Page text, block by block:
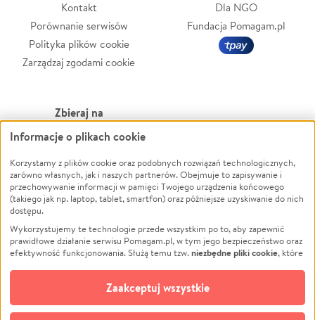
Kontakt
Porównanie serwisów
Polityka plików cookie
Zarządzaj zgodami cookie
Dla NGO
Fundacja Pomagam.pl
Zbieraj na
Leczenie
Zwierzęta
Pożar
Ukraina
Pomoc Finansowa
Projekty
Pogrzeb
Społeczność lokalna
Kultura
Powódź
Wichura
NGO
Edukacja
Podróż
Impreza
Ochrona środowiska
Biznes
Informacje o plikach cookie
Korzystamy z plików cookie oraz podobnych rozwiązań technologicznych,
zarówno własnych, jak i naszych partnerów. Obejmuje to zapisywanie i
przechowywanie informacji w pamięci Twojego urządzenia końcowego
(takiego jak np. laptop, tablet, smartfon) oraz późniejsze uzyskiwanie do nich
dostępu.
Wykorzystujemy te technologie przede wszystkim po to, aby zapewnić
prawidłowe działanie serwisu Pomagam.pl, w tym jego bezpieczeństwo oraz
efektywność funkcjonowania. Służą temu tzw.niezbędne pliki cookie, które
opcjonalnych plików cookie
technologii do celów analitycznych i retargetingowych. Możesz wyrazić
zgodę na ich stosowanie lub jej odmówić. W dowolnym momencie masz
Zaakceptuj wszystkie